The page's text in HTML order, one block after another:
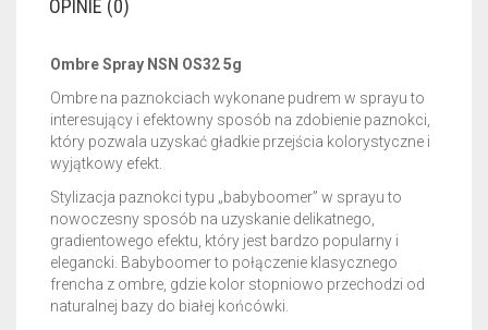
OPINIE (0)
Ombre Spray NSN OS32 5g
Ombre na paznokciach wykonane pudrem w sprayu to
interesujący i efektowny sposób na zdobienie paznokci,
który pozwala uzyskać gładkie przejścia kolorystyczne i
wyjątkowy efekt.
Stylizacja paznokci typu „babyboomer” w sprayu to
nowoczesny sposób na uzyskanie delikatnego,
gradientowego efektu, który jest bardzo popularny i
elegancki. Babyboomer to połączenie klasycznego
frencha z ombre, gdzie kolor stopniowo przechodzi od
naturalnej bazy do białej końcówki.